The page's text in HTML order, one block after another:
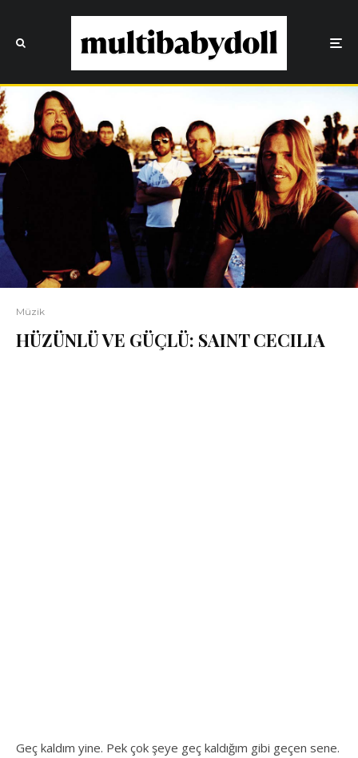
Müzik
HÜZÜNLÜ VE GÜÇLÜ: SAINT CECILIA
Geç kaldım yine. Pek çok şeye geç kaldığım gibi geçen sene.